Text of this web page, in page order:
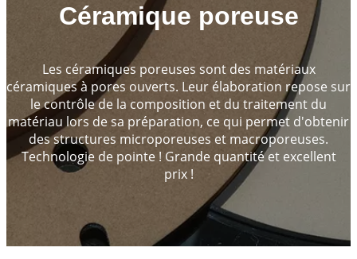
Sur demande
Céramiques structurales de précision
Céramiques
thermiquesCéramiques semi-conductricesIndustrie
automobileIndustrie chimiqueGénie électrique et
électronique Génie mécanique
Céramique poreuse
Les céramiques poreuses sont des matériaux
céramiques à pores ouverts. Leur élaboration repose sur
le contrôle de la composition et du traitement du
matériau lors de sa préparation, ce qui permet d'obtenir
des structures microporeuses et macroporeuses.
Technologie de pointe ! Grande quantité et excellent
prix !